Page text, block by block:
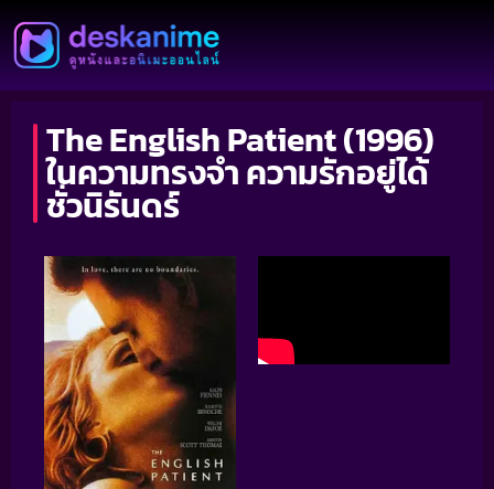
The English Patient (1996)
ในความทรงจำ ความรักอยู่ได้
ชั่วนิรันดร์